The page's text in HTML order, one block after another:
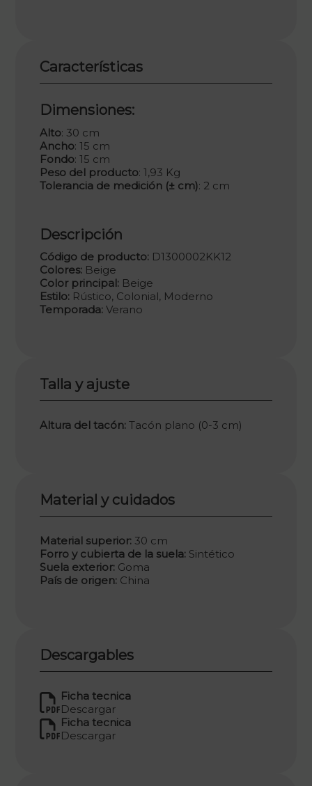
Características
Dimensiones:
Alto: 30 cm
Ancho: 15 cm
Fondo: 15 cm
Peso del producto: 1,93 Kg
Tolerancia de medición (± cm): 2 cm
Descripción
Código de producto: D1300002KK12
Colores: Beige
Color principal: Beige
Estilo: Rústico, Colonial, Moderno
Temporada: Verano
Talla y ajuste
Altura del tacón: Tacón plano (0-3 cm)
Material y cuidados
Material superior: 30 cm
Forro y cubierta de la suela: Sintético
Suela exterior: Goma
País de origen: China
Descargables
Ficha tecnica
Descargar
Ficha tecnica
Descargar